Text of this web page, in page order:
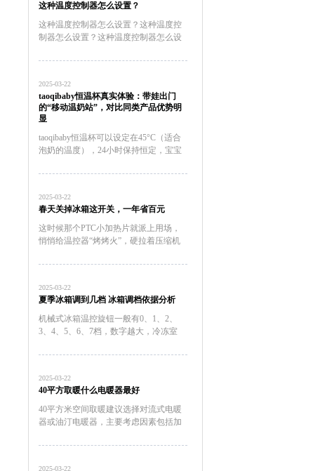
这种温度控制器怎么设置？
这种温度控制器怎么设置？这种温度控
制器怎么设置？这种温度控制器怎么设
控制器怎么接线al808e温度控制器怎么
p909温度控制器怎...
2025-03-22
taoqibaby恒温杯真实体验：带娃出门
的“移动温奶站”，对比同类产品优势明
显
taoqibaby恒温杯可以设定在45°C（适合
泡奶的温度），24小时保持恒定，宝宝
神器，值得入手用了一个月，taoqibaby
果你...
2025-03-22
春天关掉冰箱这开关，一年省百元
这时候那个PTC小加热片就派上用场，
悄悄给温控器“烤烤火”，硬拉着压缩机
过实测，让这开关全年在线，一年白白
到了零下15℃以上，...
2025-03-22
夏季冰箱调到几档 冰箱调档依据分析
机械式冰箱温控旋钮一般有0、1、2、
3、4、5、6、7档，数字越大，冷冻室
耗电量也大。温控器的档位应根据季节
调在3档上，具体要看你的...
2025-03-22
40平方取暖什么电暖器最好
40平方米空间取暖建议选择对流式电暖
器或油汀电暖器，主要考虑因素包括加
以及空间适配性。对流式电暖器表面温
2025-03-22